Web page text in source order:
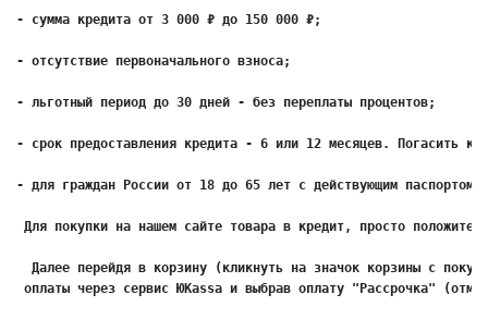
- сумма кредита от 3 000 ₽ до 150 000 ₽;
- отсутствие первоначального взноса;
- льготный период до 30 дней - без переплаты процентов;
- срок предоставления кредита - 6 или 12 месяцев. Погасить
- для граждан России от 18 до 65 лет с действующим паспортом
Для покупки на нашем сайте товара в кредит, просто положите
Далее перейдя в корзину (кликнуть на значок корзины с
оплаты через сервис ЮKassa и выбрав оплату "Рассрочка"